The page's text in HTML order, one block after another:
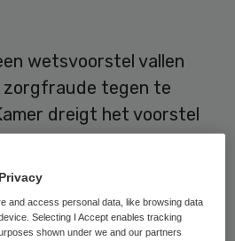
wetsvoorstel vallen
zorgfraude tegen te
dreigt het voorstel
het de privacy van
waagschaal zou stellen.
voor Medische Zorg
and access personal data, like browsing data
Selecting I Accept enables tracking
shown under we and our partners